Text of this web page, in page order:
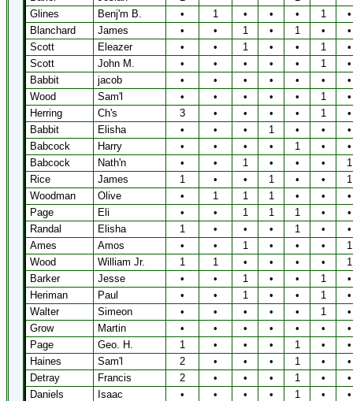
Glines
Benj'm B. • 1 • • • 1
•
Blanchard
James • • 1 • 1 •
•
Scott
Eleazer • • 1 • • 1
•
Scott
John M. • • • • • 1
•
Babbit
jacob • • • • • •
•
Wood
Sam'l • • • • • 1
•
Herring
Ch's 3 • • • • 1
•
Babbit
Elisha • • • 1 • •
•
Babcock
Harry • • • • 1 •
•
Babcock
Nath'n • • 1 • • •
1
Rice
James 1 • • 1 • •
1
Woodman
Olive • 1 1 1 • •
•
Page
Eli • • 1 1 1 •
•
Randal
Elisha 1 • • • 1 •
•
Ames
Amos • • 1 • • •
1
Wood
William Jr. 1 1 • • • •
1
Barker
Jesse • • 1 • • 1
•
Heriman
Paul • • 1 • • 1
•
Walter
Simeon • • • • • 1
•
Grow
Martin • • • • • •
•
Page
Geo. H. 1 • • • 1 •
•
Haines
Sam'l 2 • • • 1 •
•
Detray
Francis 2 • • • 1 •
•
Daniels
Isaac • • • • 1 •
•